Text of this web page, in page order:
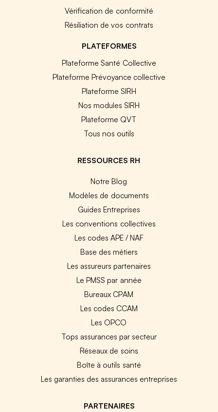
Vérification de conformité
Résiliation de vos contrats
PLATEFORMES
Plateforme Santé Collective
Plateforme Prévoyance collective
Plateforme SIRH
Nos modules SIRH
Plateforme QVT
Tous nos outils
RESSOURCES RH
Notre Blog
Modèles de documents
Guides Entreprises
Les conventions collectives
Les codes APE / NAF
Base des métiers
Les assureurs partenaires
Le PMSS par année
Bureaux CPAM
Les codes CCAM
Les OPCO
Tops assurances par secteur
Réseaux de soins
Boîte à outils santé
Les garanties des assurances entreprises
PARTENAIRES